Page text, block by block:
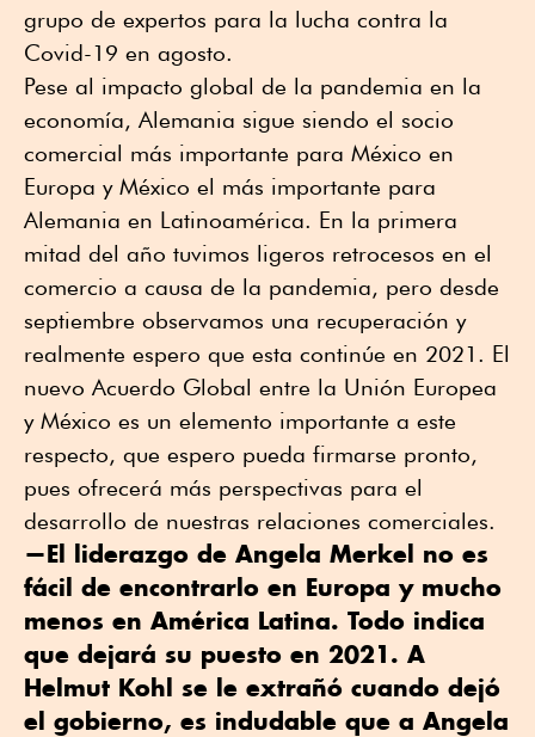
grupo de expertos para la lucha contra la
Covid-19 en agosto.
Pese al impacto global de la pandemia en la
economía, Alemania sigue siendo el socio
comercial más importante para México en
Europa y México el más importante para
Alemania en Latinoamérica. En la primera
mitad del año tuvimos ligeros retrocesos en el
comercio a causa de la pandemia, pero desde
septiembre observamos una recuperación y
realmente espero que esta continúe en 2021. El
nuevo Acuerdo Global entre la Unión Europea
y México es un elemento importante a este
respecto, que espero pueda firmarse pronto,
pues ofrecerá más perspectivas para el
desarrollo de nuestras relaciones comerciales.
—El liderazgo de Angela Merkel no es
fácil de encontrarlo en Europa y mucho
menos en América Latina. Todo indica
que dejará su puesto en 2021. A
Helmut Kohl se le extrañó cuando dejó
el gobierno, es indudable que a Angela